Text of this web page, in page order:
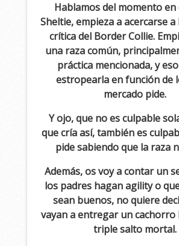
Hablamos del momento en
Sheltie, empieza a acercarse
crítica del Border Collie.
una raza común,
práctica mencionada, y
estropearla en función de
mercado pide.
Y ojo, que no es culpable
que cría así, también es
pide sabiendo que la raza
Además, os voy a contar un
los padres hagan agility o
sean buenos, no quiere
vayan a entregar un cachorro
triple salto mortal.